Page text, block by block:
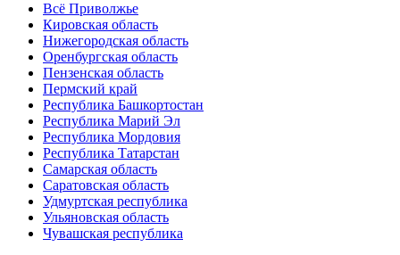
Всё Приволжье
Кировская область
Нижегородская область
Оренбургская область
Пензенская область
Пермский край
Республика Башкортостан
Республика Марий Эл
Республика Мордовия
Республика Татарстан
Самарская область
Саратовская область
Удмуртская республика
Ульяновская область
Чувашская республика